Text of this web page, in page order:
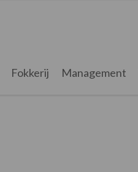
Fokkerij Management